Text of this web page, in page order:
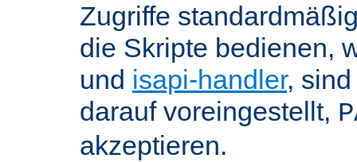
Zugriffe
die Skripte bedienen,
und isapi-handler,
darauf voreingestellt,
akzeptieren.